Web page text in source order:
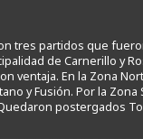
tres partidos que
de Carnerillo y
ventaja. En la Zona
y Fusión. Por la
postergados